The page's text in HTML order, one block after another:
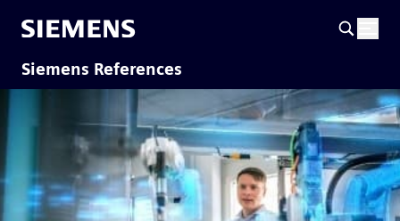
Siemens References